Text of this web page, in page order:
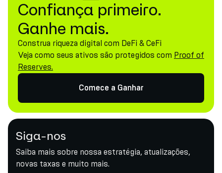
Confiança primeiro.
Ganhe mais.
Construa riqueza digital com DeFi & CeFi
Veja como seus ativos são protegidos com Proof of
Reserves.
Comece a Ganhar
Siga-nos
Saiba mais sobre nossa estratégia, atualizações,
novas taxas e muito mais.